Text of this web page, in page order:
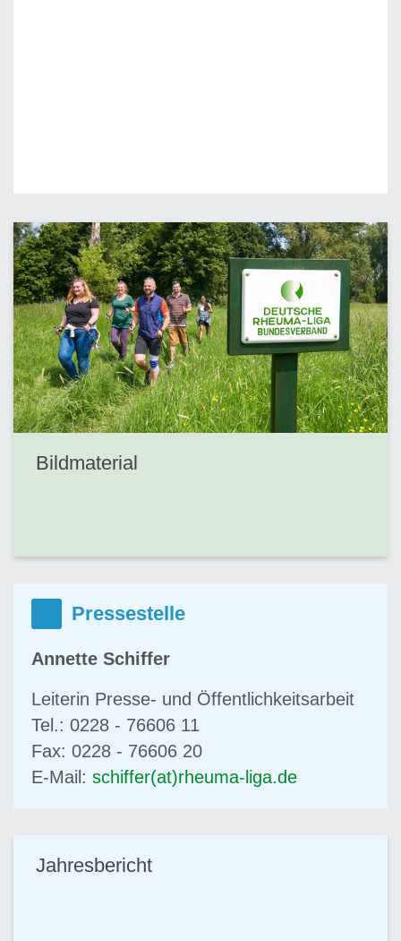
Bildmaterial
Pressestelle
Annette Schiffer
Leiterin Presse- und Öffentlichkeitsarbeit
Tel.: 0228 - 76606 11
Fax: 0228 - 76606 20
E-Mail: schiffer(at)rheuma-liga.de
Jahresbericht